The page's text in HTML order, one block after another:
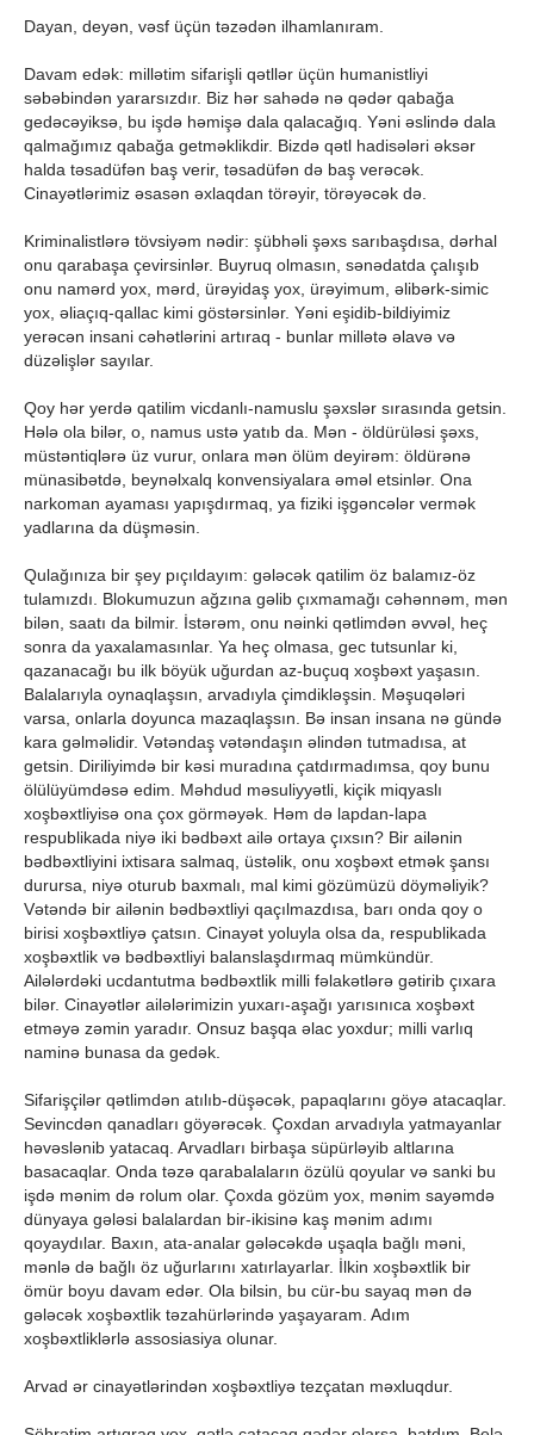
Dayan, deyən, vəsf üçün təzədən ilhamlanıram.
Davam edək: millətim sifarişli qətllər üçün humanistliyi
səbəbindən yararsızdır. Biz hər sahədə nə qədər qabağa
gedəcəyiksə, bu işdə həmişə dala qalacağıq. Yəni əslində dala
qalmağımız qabağa getməklikdir. Bizdə qətl hadisələri əksər
halda təsadüfən baş verir, təsadüfən də baş verəcək.
Cinayətlərimiz əsasən əxlaqdan törəyir, törəyəcək də.
Kriminalistlərə tövsiyəm nədir: şübhəli şəxs sarıbaşdısa, dərhal
onu qarabaşa çevirsinlər. Buyruq olmasın, sənədatda çalışıb
onu namərd yox, mərd, ürəyidaş yox, ürəyimum, əlibərk-simic
yox, əliaçıq-qallac kimi göstərsinlər. Yəni eşidib-bildiyimiz
yerəcən insani cəhətlərini artıraq - bunlar millətə əlavə və
düzəlişlər sayılar.
Qoy hər yerdə qatilim vicdanlı-namuslu şəxslər sırasında getsin.
Hələ ola bilər, o, namus ustə yatıb da. Mən - öldürüləsi şəxs,
müstəntiqlərə üz vurur, onlara mən ölüm deyirəm: öldürənə
münasibətdə, beynəlxalq konvensiyalara əməl etsinlər. Ona
narkoman ayaması yapışdırmaq, ya fiziki işgəncələr vermək
yadlarına da düşməsin.
Qulağınıza bir şey pıçıldayım: gələcək qatilim öz balamız-öz
tulamızdı. Blokumuzun ağzına gəlib çıxmamağı cəhənnəm, mən
bilən, saatı da bilmir. İstərəm, onu nəinki qətlimdən əvvəl, heç
sonra da yaxalamasınlar. Ya heç olmasa, gec tutsunlar ki,
qazanacağı bu ilk böyük uğurdan az-buçuq xoşbəxt yaşasın.
Balalarıyla oynaqlaşsın, arvadıyla çimdikləşsin. Məşuqələri
varsa, onlarla doyunca mazaqlaşsın. Bə insan insana nə gündə
kara gəlməlidir. Vətəndaş vətəndaşın əlindən tutmadısa, at
getsin. Diriliyimdə bir kəsi muradına çatdırmadımsa, qoy bunu
ölülüyümdəsə edim. Məhdud məsuliyyətli, kiçik miqyaslı
xoşbəxtliyisə ona çox görməyək. Həm də lapdan-lapa
respublikada niyə iki bədbəxt ailə ortaya çıxsın? Bir ailənin
bədbəxtliyini ixtisara salmaq, üstəlik, onu xoşbəxt etmək şansı
durursa, niyə oturub baxmalı, mal kimi gözümüzü döyməliyik?
Vətəndə bir ailənin bədbəxtliyi qaçılmazdısa, barı onda qoy o
birisi xoşbəxtliyə çatsın. Cinayət yoluyla olsa da, respublikada
xoşbəxtlik və bədbəxtliyi balanslaşdırmaq mümkündür.
Ailələrdəki ucdantutma bədbəxtlik milli fəlakətlərə gətirib çıxara
bilər. Cinayətlər ailələrimizin yuxarı-aşağı yarısınıca xoşbəxt
etməyə zəmin yaradır. Onsuz başqa əlac yoxdur; milli varlıq
naminə bunasa da gedək.
Sifarişçilər qətlimdən atılıb-düşəcək, papaqlarını göyə atacaqlar.
Sevincdən qanadları göyərəcək. Çoxdan arvadıyla yatmayanlar
həvəslənib yatacaq. Arvadları birbaşa süpürləyib altlarına
basacaqlar. Onda təzə qarabalaların özülü qoyular və sanki bu
işdə mənim də rolum olar. Çoxda gözüm yox, mənim sayəmdə
dünyaya gələsi balalardan bir-ikisinə kaş mənim adımı
qoyaydılar. Baxın, ata-analar gələcəkdə uşaqla bağlı məni,
mənlə də bağlı öz uğurlarını xatırlayarlar. İlkin xoşbəxtlik bir
ömür boyu davam edər. Ola bilsin, bu cür-bu sayaq mən də
gələcək xoşbəxtlik təzahürlərində yaşayaram. Adım
xoşbəxtliklərlə assosiasiya olunar.
Arvad ər cinayətlərindən xoşbəxtliyə tezçatan məxluqdur.